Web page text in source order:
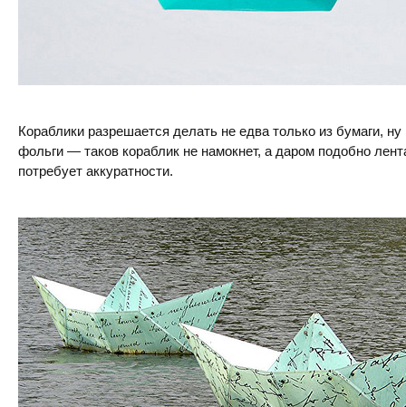
Кораблики разрешается делать не едва только из бумаги,
фольги — таков кораблик не намокнет, а даром подобно
потребует аккуратности.